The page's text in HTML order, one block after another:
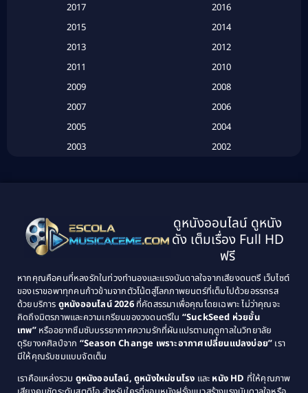
Based on a True Story เรื่องจริง (16)
(134)
Classic หนังคลาสสิก(21)
Classic หนังคลาสสิก(25)
Comedy ตลก(46)
Comedy ตลก(515)
Coming of Age ก้าวพ้นวัย(1)
2017
2016
2015
2014
2013
2012
2011
2010
2009
2008
2007
2006
2005
2004
2003
2002
1995
1994
1993
1992
1989
1988
1987
1986
1985
1984
1983
1982
1979
1978
ดูหนังออนไลน์ ดูหนัง
ดัง เต็มเรื่อง Full HD
ฟรี
หากคุณคือคนที่หลงรักในท่วงทำนองและแรงบันดาลใจจากเสียงดนตรี เว็บไซต์
ของเราขอพาทุกคนก้าวข้ามจากตัวโน้ตสู่โลกภาพยนตร์ที่เต็มไปด้วยอรรถรส
ด้วยบริการ ดูหนังออนไลน์ 2026ที่คัดสรรมาเพื่อคุณโดยเฉพาะ ไม่ว่าคุณจะ
คิดถึงมิตรภาพและความเกรียนของวงดนตรีใน “SuckSeed ห่วยขั้น
เทพ”หรืออยากซึมซับบรรยากาศความรักที่ผันแปรตามฤดูกาลในวิทยาลัย
ดุริยางคศิลป์จาก “Season Change เพราะอากาศเปลี่ยนแปลงบ่อย” เรา
มีให้คุณรับชมแบบจัดเต็ม
เราคือแหล่งรวม ดูหนังออนไลน์, ดูหนังใหม่ชนโรง และ หนัง HD ที่ให้คุณภาพ